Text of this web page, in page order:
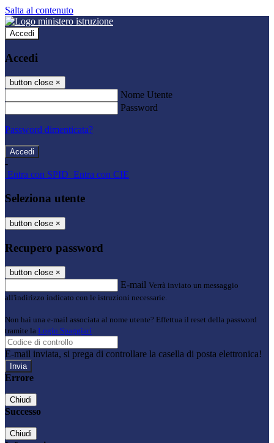
Salta al contenuto
Accedi
Accedi
button close ×
Nome Utente
Password
Password dimenticata?
-
Entra con SPID Entra con CIE
Seleziona utente
button close ×
Recupero password
button close ×
E-mail Verrà inviato un messaggio
all'indirizzo indicato con le istruzioni necessarie.
Non hai una e-mail associata al nome utente? Effettua il reset della password
tramite la Login Spaggiari
E-mail inviata, si prega di controllare la casella di posta elettronica!
Errore
Chiudi
Successo
Chiudi